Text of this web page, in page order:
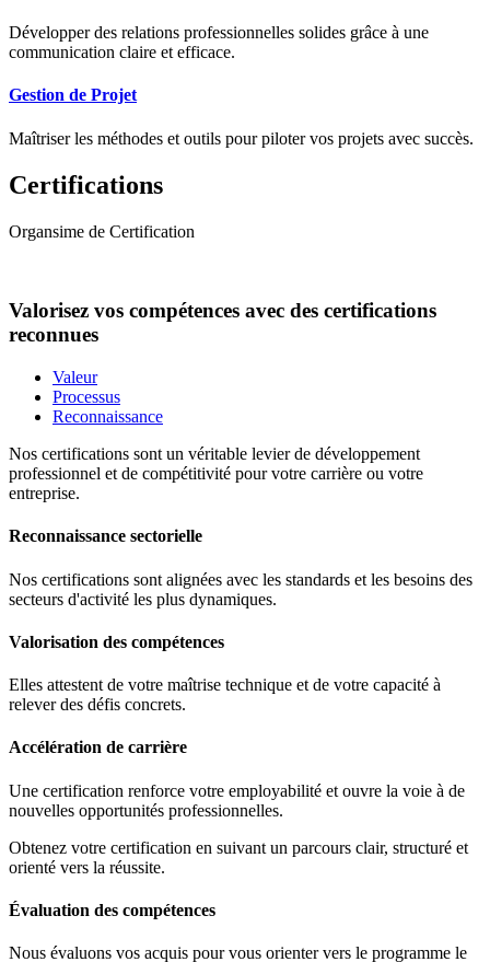
Développer des relations professionnelles solides grâce à une
communication claire et efficace.
Gestion de Projet
Maîtriser les méthodes et outils pour piloter vos projets avec succès.
Certifications
Organsime de Certification
Valorisez vos compétences avec des certifications
reconnues
Valeur
Processus
Reconnaissance
Nos certifications sont un véritable levier de développement
professionnel et de compétitivité pour votre carrière ou votre
entreprise.
Reconnaissance sectorielle
Nos certifications sont alignées avec les standards et les besoins des
secteurs d'activité les plus dynamiques.
Valorisation des compétences
Elles attestent de votre maîtrise technique et de votre capacité à
relever des défis concrets.
Accélération de carrière
Une certification renforce votre employabilité et ouvre la voie à de
nouvelles opportunités professionnelles.
Obtenez votre certification en suivant un parcours clair, structuré et
orienté vers la réussite.
Évaluation des compétences
Nous évaluons vos acquis pour vous orienter vers le programme le